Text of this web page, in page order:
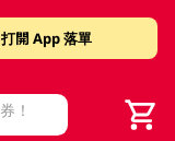
打開 App 落單